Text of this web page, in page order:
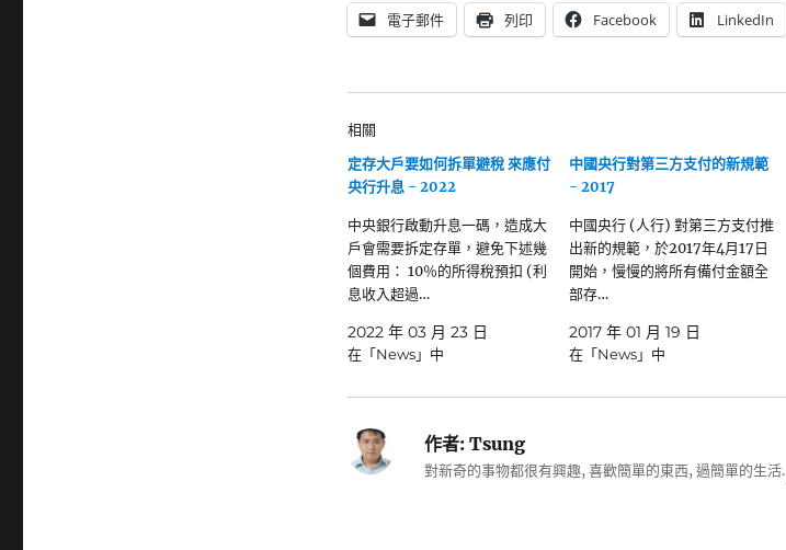
電子郵件 列印 Facebook LinkedIn
相關
定存大戶要如何拆單避稅 來應付
央行升息 - 2022
中央銀行啟動升息一碼，造成大
戶會需要拆定存單，避免下述幾
個費用： 10％的所得稅預扣 (利
息收入超過…
2022 年 03 月 23 日
在「News」中
中國央行對第三方支付的新規範
- 2017
中國央行 (人行) 對第三方支付推
出新的規範，於2017年4月17日
開始，慢慢的將所有備付金額全
部存…
2017 年 01 月 19 日
在「News」中
作者:Tsung
對新奇的事物都很有興趣, 喜歡簡單的東西, 過簡單的生活.